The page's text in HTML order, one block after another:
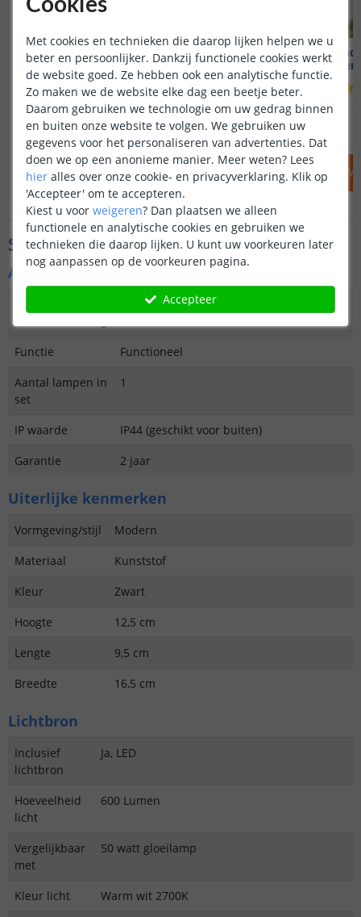
Solar staande lamp Oslo
50 cm hoog - Warm wit
(48 reviews)
OP VOORRAAD 79,95 59,95
IN WINKELWAGEN
Solar
Helder
OP VOORRAAD
IN
Specificaties
Algemene kenmerken
Wandlamp
Functie
Functioneel
Aantal lampen in
set
1
IP waarde
IP44 (geschikt voor buiten)
Garantie
2 jaar
Uiterlijke kenmerken
Vormgeving/stijl
Modern
Materiaal
Kunststof
Kleur
Zwart
Hoogte
12,5 cm
Lengte
9,5 cm
Breedte
16,5 cm
Lichtbron
Inclusief
lichtbron
Ja, LED
Hoeveelheid
licht
600 Lumen
Vergelijkbaar
met
50 watt gloeilamp
Kleur licht
Warm wit 2700K
Met cookies en technieken die daarop lijken helpen we u
beter en persoonlijker. Dankzij functionele cookies werkt
de website goed. Ze hebben ook een analytische functie.
Zo maken we de website elke dag een beetje beter.
Daarom gebruiken we technologie om uw gedrag binnen
en buiten onze website te volgen. We gebruiken uw
gegevens voor het personaliseren van advertenties. Dat
doen we op een anonieme manier. Meer weten? Lees
hier alles over onze cookie- en privacyverklaring. Klik op
'Accepteer' om te accepteren.
Kiest u voor weigeren? Dan plaatsen we alleen
functionele en analytische cookies en gebruiken we
technieken die daarop lijken. U kunt uw voorkeuren later
nog aanpassen op de voorkeuren pagina.
Accepteer